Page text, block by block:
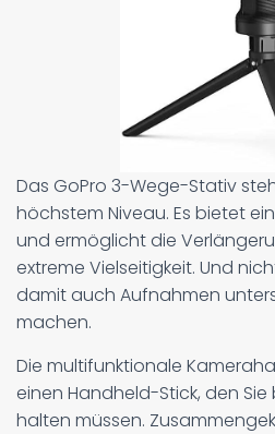
Das GoPro 3-Wege-Stativ
höchstem Niveau. Es bietet
und ermöglicht die
extreme Vielseitigkeit. Und
damit auch Aufnahmen
machen.
Die multifunktionale
einen Handheld-Stick, den Sie
halten müssen.